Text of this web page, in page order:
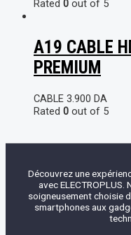
Rated 0 out of 5
A19 CABLE
PREMIUM
CABLE 3.900 DA
Rated 0 out of 5
Découvrez une
avec
soigneusement choisie
smartphones aux